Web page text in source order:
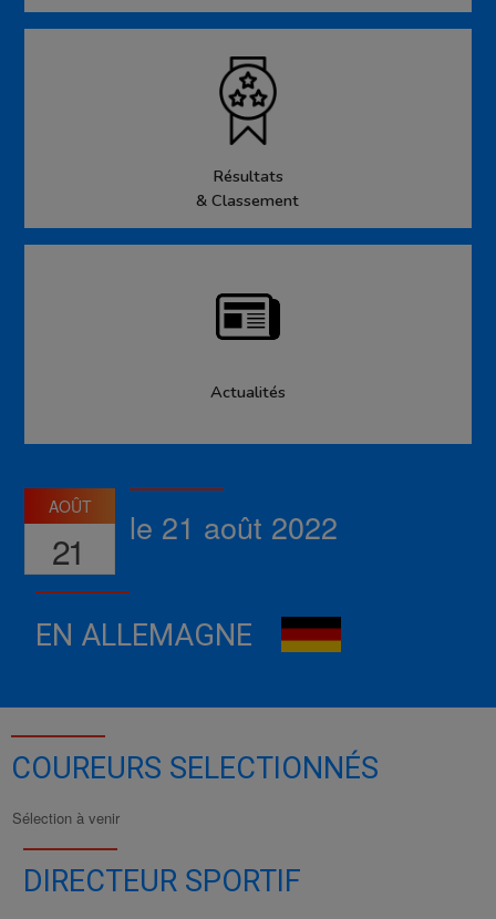
Résultats
& Classement
Actualités
AOÛT
21
le 21 août 2022
EN ALLEMAGNE
COUREURS SELECTIONNÉS
Sélection à venir
DIRECTEUR SPORTIF